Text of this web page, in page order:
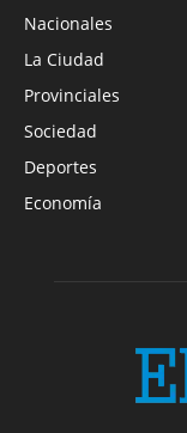
Nacionales
La Ciudad
Provinciales
Sociedad
Deportes
Economía